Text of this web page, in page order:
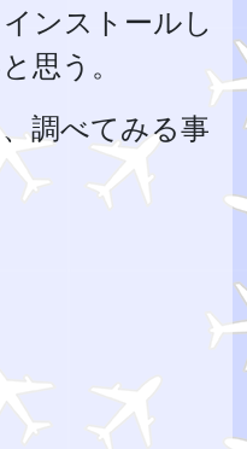
ンストールし
思う。
調べてみる事